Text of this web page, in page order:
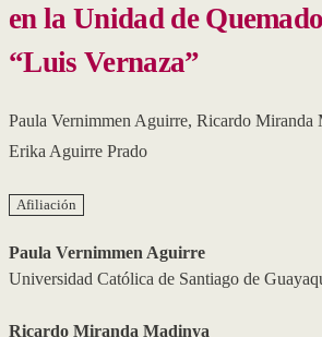
en la Unidad de
“Luis Vernaza”
Paula Vernimmen Aguirre, Ricardo Miranda
Erika Aguirre Prado
Afiliación
Paula Vernimmen Aguirre
Universidad Católica de Santiago de
Ricardo Miranda Madinya